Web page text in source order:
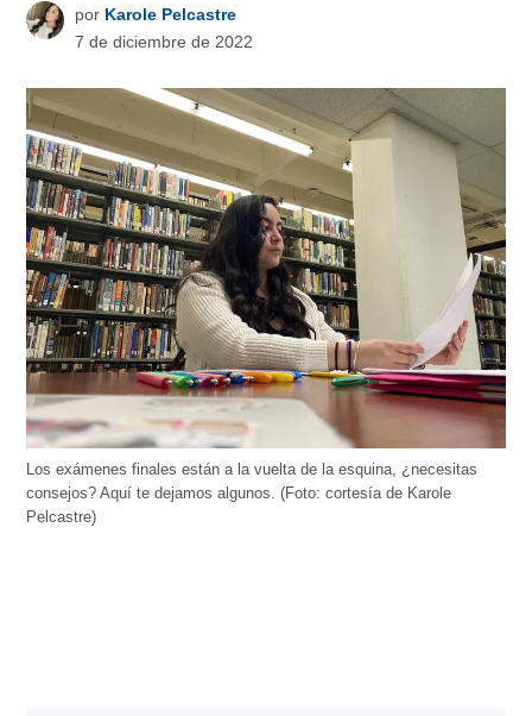
por Karole Pelcastre
7 de diciembre de 2022
Los exámenes finales están a la vuelta de la esquina, ¿necesitas
consejos? Aquí te dejamos algunos. (Foto: cortesía de Karole
Pelcastre)